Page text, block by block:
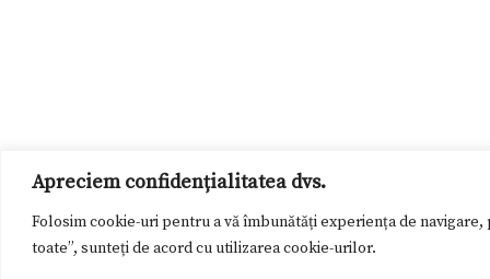
Apreciem confidențialitatea dvs.
Folosim cookie-uri pentru a vă îmbunătăți experiența de
toate”, sunteți de acord cu utilizarea cookie-urilor.